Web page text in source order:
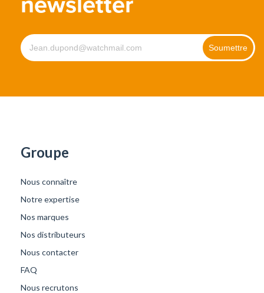
Groupe
Nous connaître
Notre expertise
Nos marques
Nos distributeurs
Nous contacter
FAQ
Nous recrutons